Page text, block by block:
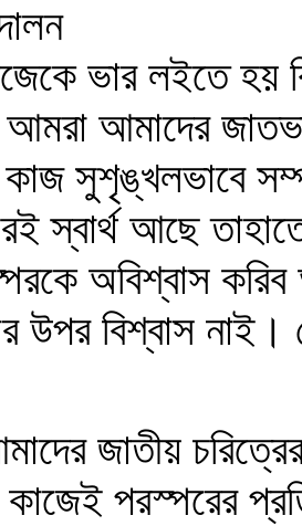
ভার লইতে
আমাদের
কাজ সুশৃঙ্খলভাবে
স্বার্থ আছে
অবিশ্বাস
উপর বিশ্বাস
জাতীয়
পরস্পরের